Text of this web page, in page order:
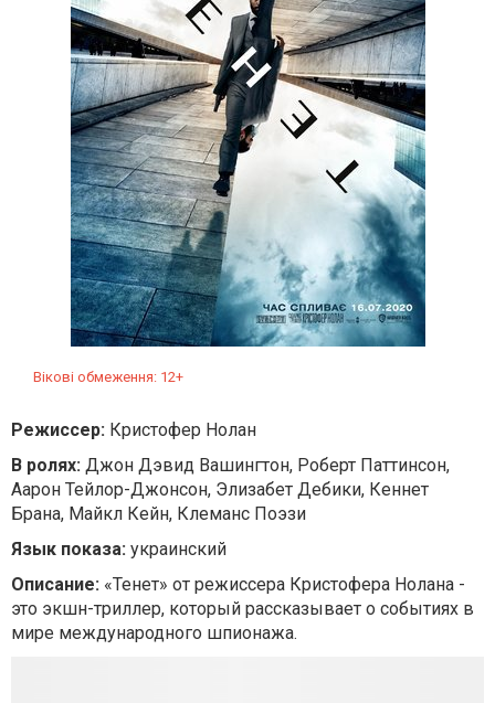
Вікові обмеження: 12+
Режиссер: Кристофер Нолан
В ролях: Джон Дэвид Вашингтон, Роберт Паттинсон,
Аарон Тейлор-Джонсон, Элизабет Дебики, Кеннет
Брана, Майкл Кейн, Клеманс Поэзи
Язык показа: украинский
Описание: «Тенет» от режиссера Кристофера Нолана -
это экшн-триллер, который рассказывает о событиях в
мире международного шпионажа.